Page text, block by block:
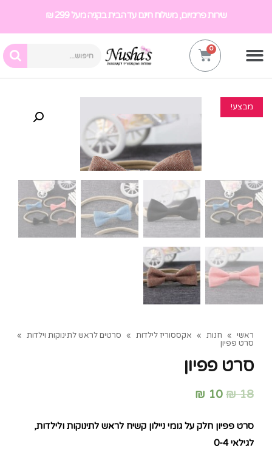
שירות פרימיום, משלוח חינם עד הבית בקניה מעל 299 ₪
מבצע!
ראשי » חנות » אקססוריז לילדות » סרטים לראש לתינוקות וילדות »
סרט פפיון
סרט פפיון
18
₪
10
₪
סרט פפיון חלק על גומי ניילון קשיח לראש לתינוקות ולילדות,
לגילאי 0-4